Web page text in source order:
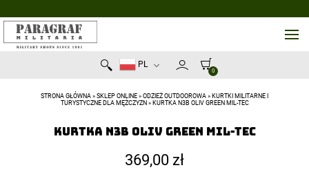
PL
0
STRONA GŁÓWNA » SKLEP ONLINE » ODZIEŻ OUTDOOROWA » KURTKI MILITARNE I
TURYSTYCZNE DLA MĘŻCZYZN » KURTKA N3B OLIV GREEN MIL-TEC
Kurtka N3B Oliv Green MIL-TEC
369,00 zł